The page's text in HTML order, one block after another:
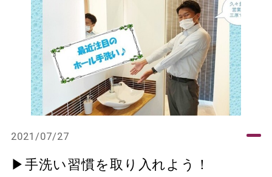
2021/07/27
▶手洗い習慣を取り入れよう！